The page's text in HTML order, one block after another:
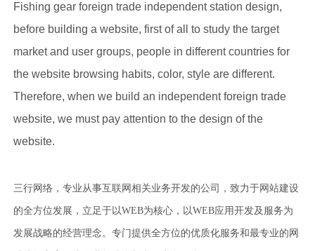
Fishing gear foreign trade independent station design,
before building a website, first of all to study the target
market and user groups, people in different countries for
the website browsing habits, color, style are different.
Therefore, when we build an independent foreign trade
website, we must pay attention to the design of the
website.
三行网络，专业从事互联网相关业务开发的公司，致力于网站建设
的全方位发展，立足于以WEB为核心，以WEB应用开发及服务为
发展战略的经营理念。专门提供全方位的优质化服务和最专业的网